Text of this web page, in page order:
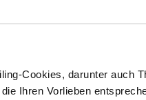
Cookies, darunter auch
Ihren Vorlieben